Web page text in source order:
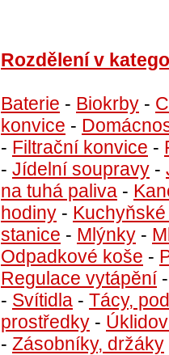
Rozdělení v
Baterie - Biokrby -
konvice -
- Filtrační konvice -
- Jídelní soupravy -
na tuhá paliva -
hodiny -
stanice - Mlýnky -
Odpadkové koše -
Regulace vytápění
- Svítidla - Tácy,
prostředky -
- Zásobníky, držáky